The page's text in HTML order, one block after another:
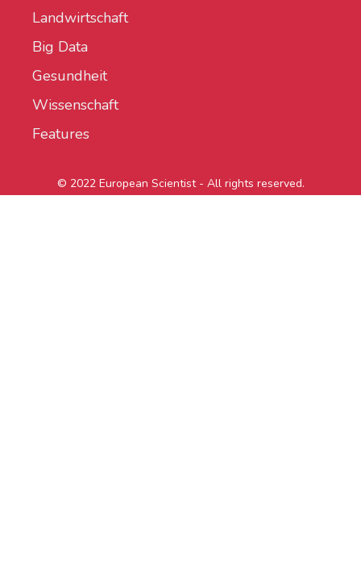
Landwirtschaft
Big Data
Gesundheit
Wissenschaft
Features
© 2022 European Scientist - All rights reserved.